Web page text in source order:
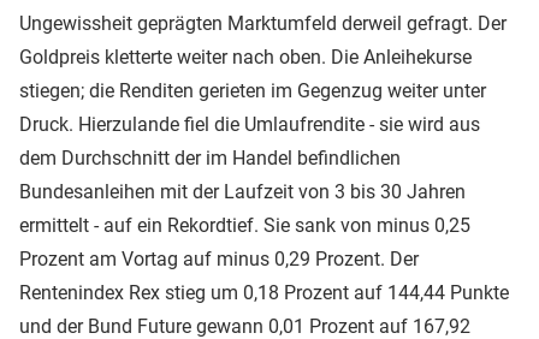
Ungewissheit geprägten Marktumfeld derweil gefragt. Der
Goldpreis kletterte weiter nach oben. Die Anleihekurse
stiegen; die Renditen gerieten im Gegenzug weiter unter
Druck. Hierzulande fiel die Umlaufrendite - sie wird aus
dem Durchschnitt der im Handel befindlichen
Bundesanleihen mit der Laufzeit von 3 bis 30 Jahren
ermittelt - auf ein Rekordtief. Sie sank von minus 0,25
Prozent am Vortag auf minus 0,29 Prozent. Der
Rentenindex Rex stieg um 0,18 Prozent auf 144,44 Punkte
und der Bund Future gewann 0,01 Prozent auf 167,92